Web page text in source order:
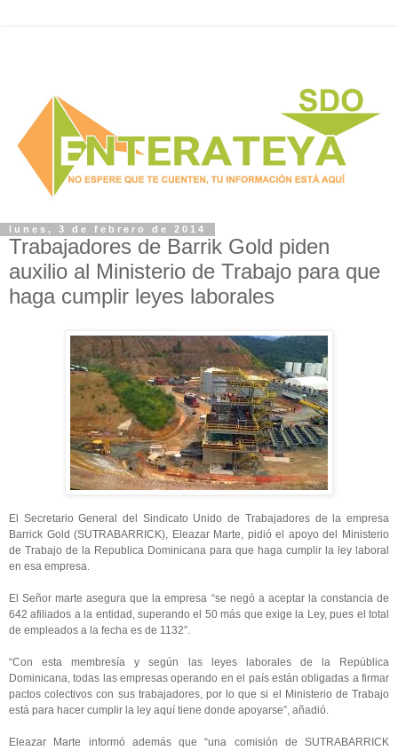
lunes, 3 de febrero de 2014
Trabajadores de Barrik Gold piden
auxilio al Ministerio de Trabajo para que
haga cumplir leyes laborales
El Secretario General del Sindicato Unido de Trabajadores de la empresa
Barrick Gold (SUTRABARRICK), Eleazar Marte, pidió el apoyo del Ministerio
de Trabajo de la Republica Dominicana para que haga cumplir la ley laboral
en esa empresa.
El Señor marte asegura que la empresa “se negó a aceptar la constancia de
642 afiliados a la entidad, superando el 50 más que exige la Ley, pues el total
de empleados a la fecha es de 1132”.
“Con esta membresía y según las leyes laborales de la República
Dominicana, todas las empresas operando en el país están obligadas a firmar
pactos colectivos con sus trabajadores, por lo que si el Ministerio de Trabajo
está para hacer cumplir la ley aquí tiene donde apoyarse”, añadió.
Eleazar Marte informó además que “una comisión de SUTRABARRICK